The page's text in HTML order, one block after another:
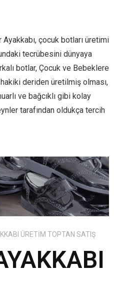
çocuk botları üretimi
tecrübesini dünyaya
botlar, Çocuk ve Bebeklere
deriden üretilmiş olması,
ve bağcıklı gibi kolay
tarafından oldukça tercih
ÜRETIM TOPTAN SATIŞ